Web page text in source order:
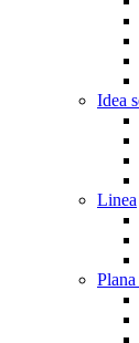
Idea
Linea
Plana